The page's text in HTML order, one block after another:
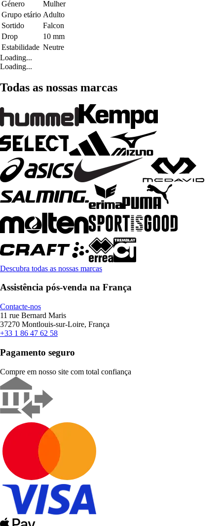
Género
Mulher
Grupo etário Adulto
Sortido
Falcon
Drop
10 mm
Estabilidade Neutre
Loading...
Loading...
Todas as nossas marcas
Descubra todas as nossas marcas
Assistência pós-venda na França
Contacte-nos
11 rue Bernard Maris
37270 Montlouis-sur-Loire, França
+33 1 86 47 62 58
Pagamento seguro
Compre em nosso site com total confiança